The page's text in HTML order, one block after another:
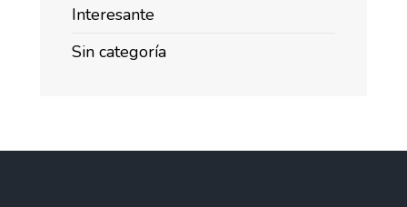
Interesante
Sin categoría